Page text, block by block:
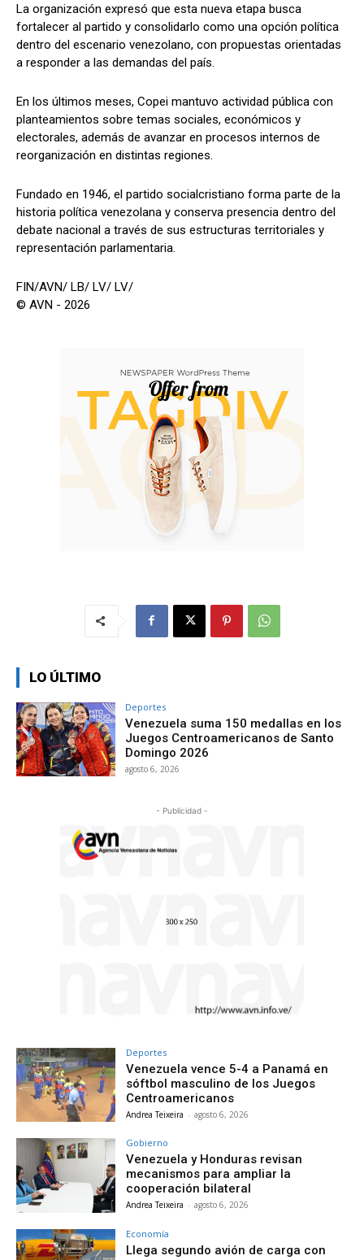
La organización expresó que esta nueva etapa busca
fortalecer al partido y consolidarlo como una opción política
dentro del escenario venezolano, con propuestas orientadas
a responder a las demandas del país.
En los últimos meses, Copei mantuvo actividad pública con
planteamientos sobre temas sociales, económicos y
electorales, además de avanzar en procesos internos de
reorganización en distintas regiones.
Fundado en 1946, el partido socialcristiano forma parte de la
historia política venezolana y conserva presencia dentro del
debate nacional a través de sus estructuras territoriales y
representación parlamentaria.
FIN/AVN/ LB/ LV/ LV/
© AVN - 2026
LO ÚLTIMO
Deportes
Venezuela suma 150 medallas en los
Juegos Centroamericanos de Santo
Domingo 2026
agosto 6, 2026
- Publicidad -
Deportes
Venezuela vence 5-4 a Panamá en
sóftbol masculino de los Juegos
Centroamericanos
Andrea Teixeira - agosto 6, 2026
Gobierno
Venezuela y Honduras revisan
mecanismos para ampliar la
cooperación bilateral
Andrea Teixeira - agosto 6, 2026
Economía
Llega segundo avión de carga con